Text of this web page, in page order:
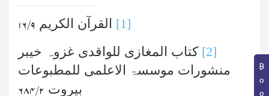
[1] القرآن الکریم ۹/ ۱۶
[2] کتاب المغازی للواقدی غزوہ خیبر
منشورات موسسۃ الاعلمی للمطبوعات
بیروت ۲/ ۶۸۴